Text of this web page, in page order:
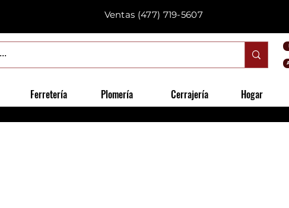
Ventas (477) 719-5607
Ferretería Plomería Cerrajería Hogar